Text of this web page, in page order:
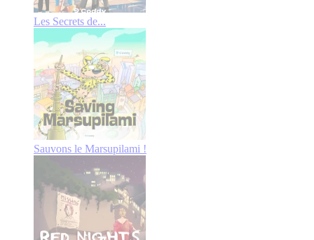
Les Secrets de...
Sauvons le Marsupilami !